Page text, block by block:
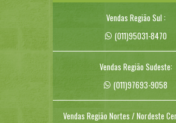
Vendas Região Sul :
(011)95031-8470
Vendas Região Sudeste:
(011)97693-9058
Vendas Região Nortes / Nordeste